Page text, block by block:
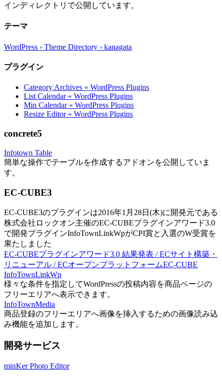
インディレクトリで公開しています。
テーマ
WordPress › Theme Directory › kanagata
プラグイン
Category Archives « WordPress Plugins
List Calendar « WordPress Plugins
Min Calendar « WordPress Plugins
Resize Editor « WordPress Plugins
concrete5
Infotown Table
簡単な操作でテーブルを作成するアドオンを公開していま
す。
EC-CUBE3
EC-CUBE3のプラグインは2016年1月28日(木)に開発元である
株式会社ロックオン主催のEC-CUBEプラグインアワード3.0
で開発プラグインInfoTownLinkWpがCPI賞と入選のW受賞を
果たしました
EC-CUBEプラグインアワード3.0 結果発表 / ECサイト構築・
リニューアル / ECオープンプラットフォームEC-CUBE
InfoTownLinkWp
様々な条件を指定してWordPressの投稿内容を商品ページの
フリーエリアへ表示できます。
InfoTownMedia
商品登録のフリーエリアへ画像を挿入するための画像読み込
み機能を追加します。
開発サービス
minKer Photo Editor